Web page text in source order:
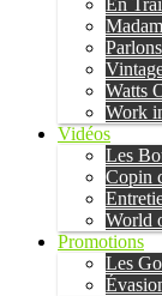
En
Watts
Work
Vidéos
Les
Copin
World
Promotions
Les